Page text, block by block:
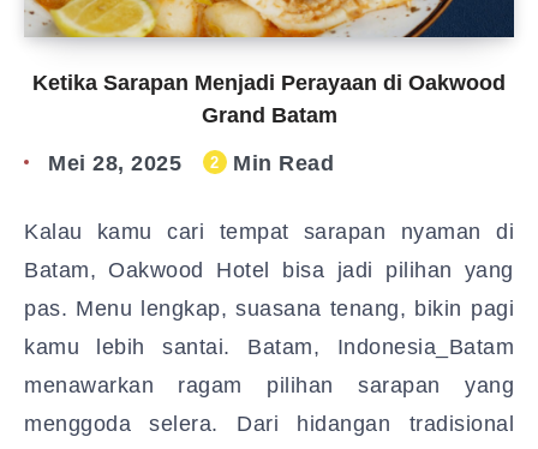
Ketika Sarapan Menjadi Perayaan di Oakwood
Grand Batam
Mei 28, 2025 2 Min Read
Kalau kamu cari tempat sarapan nyaman di
Batam, Oakwood Hotel bisa jadi pilihan yang
pas. Menu lengkap, suasana tenang, bikin pagi
kamu lebih santai. Batam, Indonesia_Batam
menawarkan ragam pilihan sarapan yang
menggoda selera. Dari hidangan tradisional